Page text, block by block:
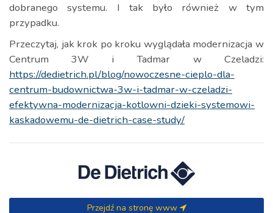
dobranego systemu. I tak było również w tym
przypadku.
Przeczytaj, jak krok po kroku wyglądała modernizacja w
Centrum 3W i Tadmar w Czeladzi:
https://dedietrich.pl/blog/nowoczesne-cieplo-dla-
centrum-budownictwa-3w-i-tadmar-w-czeladzi-
efektywna-modernizacja-kotlowni-dzieki-systemowi-
kaskadowemu-de-dietrich-case-study/
Przejdź na stronę www